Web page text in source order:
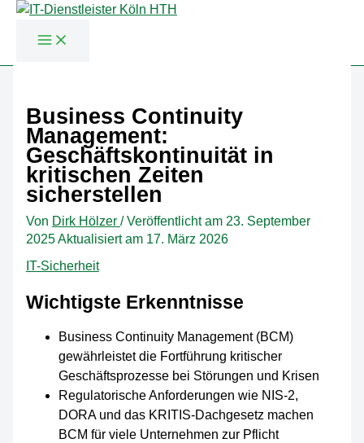
springen
Business Continuity
Management:
Geschäftskontinuität in
kritischen Zeiten
sicherstellen
Von Dirk Hölzer /Veröffentlicht am 23. September
2025Aktualisiert am 17. März 2026
IT-Sicherheit
Wichtigste Erkenntnisse
Business Continuity Management (BCM)
gewährleistet die Fortführung kritischer
Geschäftsprozesse bei Störungen und Krisen
Regulatorische Anforderungen wie NIS-2,
DORA und das KRITIS-Dachgesetz machen
BCM für viele Unternehmen zur Pflicht